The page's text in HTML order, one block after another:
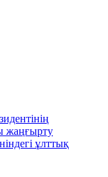
жаңғырту
ұлттық